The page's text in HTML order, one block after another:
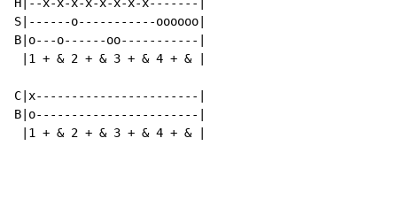
H|--x-x-x-x-x-x-x-x-------|
S|------o-----------oooooo|
B|o---o------oo-----------|
|1 + & 2 + & 3 + & 4 + & |
C|x-----------------------|
B|o-----------------------|
|1 + & 2 + & 3 + & 4 + & |